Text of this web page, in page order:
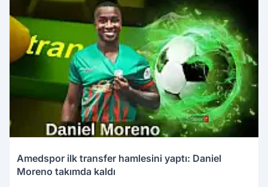
Amedspor ilk transfer hamlesini yaptı: Daniel
Moreno takımda kaldı